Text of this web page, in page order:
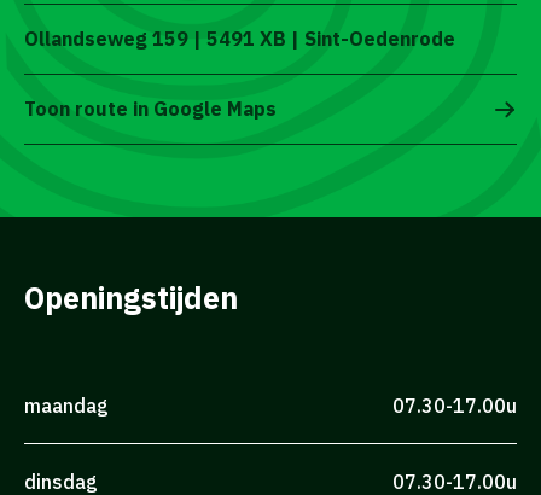
Ollandseweg 159 | 5491 XB | Sint-Oedenrode
Toon route in Google Maps
Openingstijden
maandag 07.30-17.00u
dinsdag 07.30-17.00u